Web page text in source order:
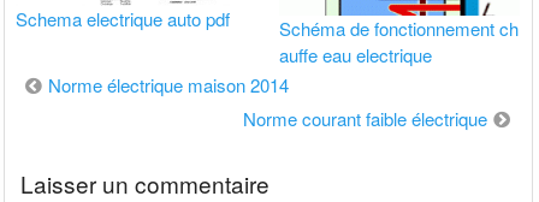
Schema electrique auto pdf
Schéma de fonctionnement ch
auffe eau electrique
Navigation
Norme électrique maison 2014
Norme courant faible électrique
Laisser un commentaire